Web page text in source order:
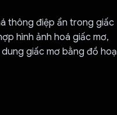
thông điệp ẩn trong giấc
hình ảnh hoá giấc mơ,
giấc mơ bằng đồ hoạ